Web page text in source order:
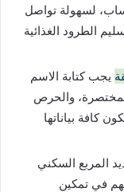
لسهولة تواصل
الطرود الغذائية
يجب كتابة الاسم
والحرص
كافة بياناتها
المربع السكني
في تمكين